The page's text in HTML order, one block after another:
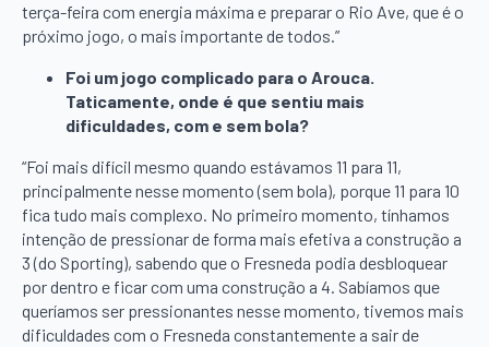
terça-feira com energia máxima e preparar o Rio Ave, que é o
próximo jogo, o mais importante de todos.”
Foi um jogo complicado para o Arouca.
Taticamente, onde é que sentiu mais
dificuldades, com e sem bola?
“Foi mais difícil mesmo quando estávamos 11 para 11,
principalmente nesse momento (sem bola), porque 11 para 10
fica tudo mais complexo. No primeiro momento, tínhamos
intenção de pressionar de forma mais efetiva a construção a
3 (do Sporting), sabendo que o Fresneda podia desbloquear
por dentro e ficar com uma construção a 4. Sabíamos que
queríamos ser pressionantes nesse momento, tivemos mais
dificuldades com o Fresneda constantemente a sair de